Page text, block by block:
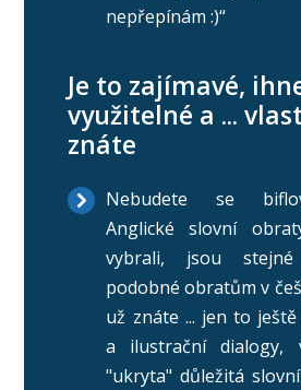
nepřepínám :)“
Je to zajímavé,
využitelné a ...
znáte
Nebudete se
Anglické slovní
vybrali, jsou
podobné obratům v
už znáte ... jen to
a ilustrační dialogy,
"ukryta" důležitá